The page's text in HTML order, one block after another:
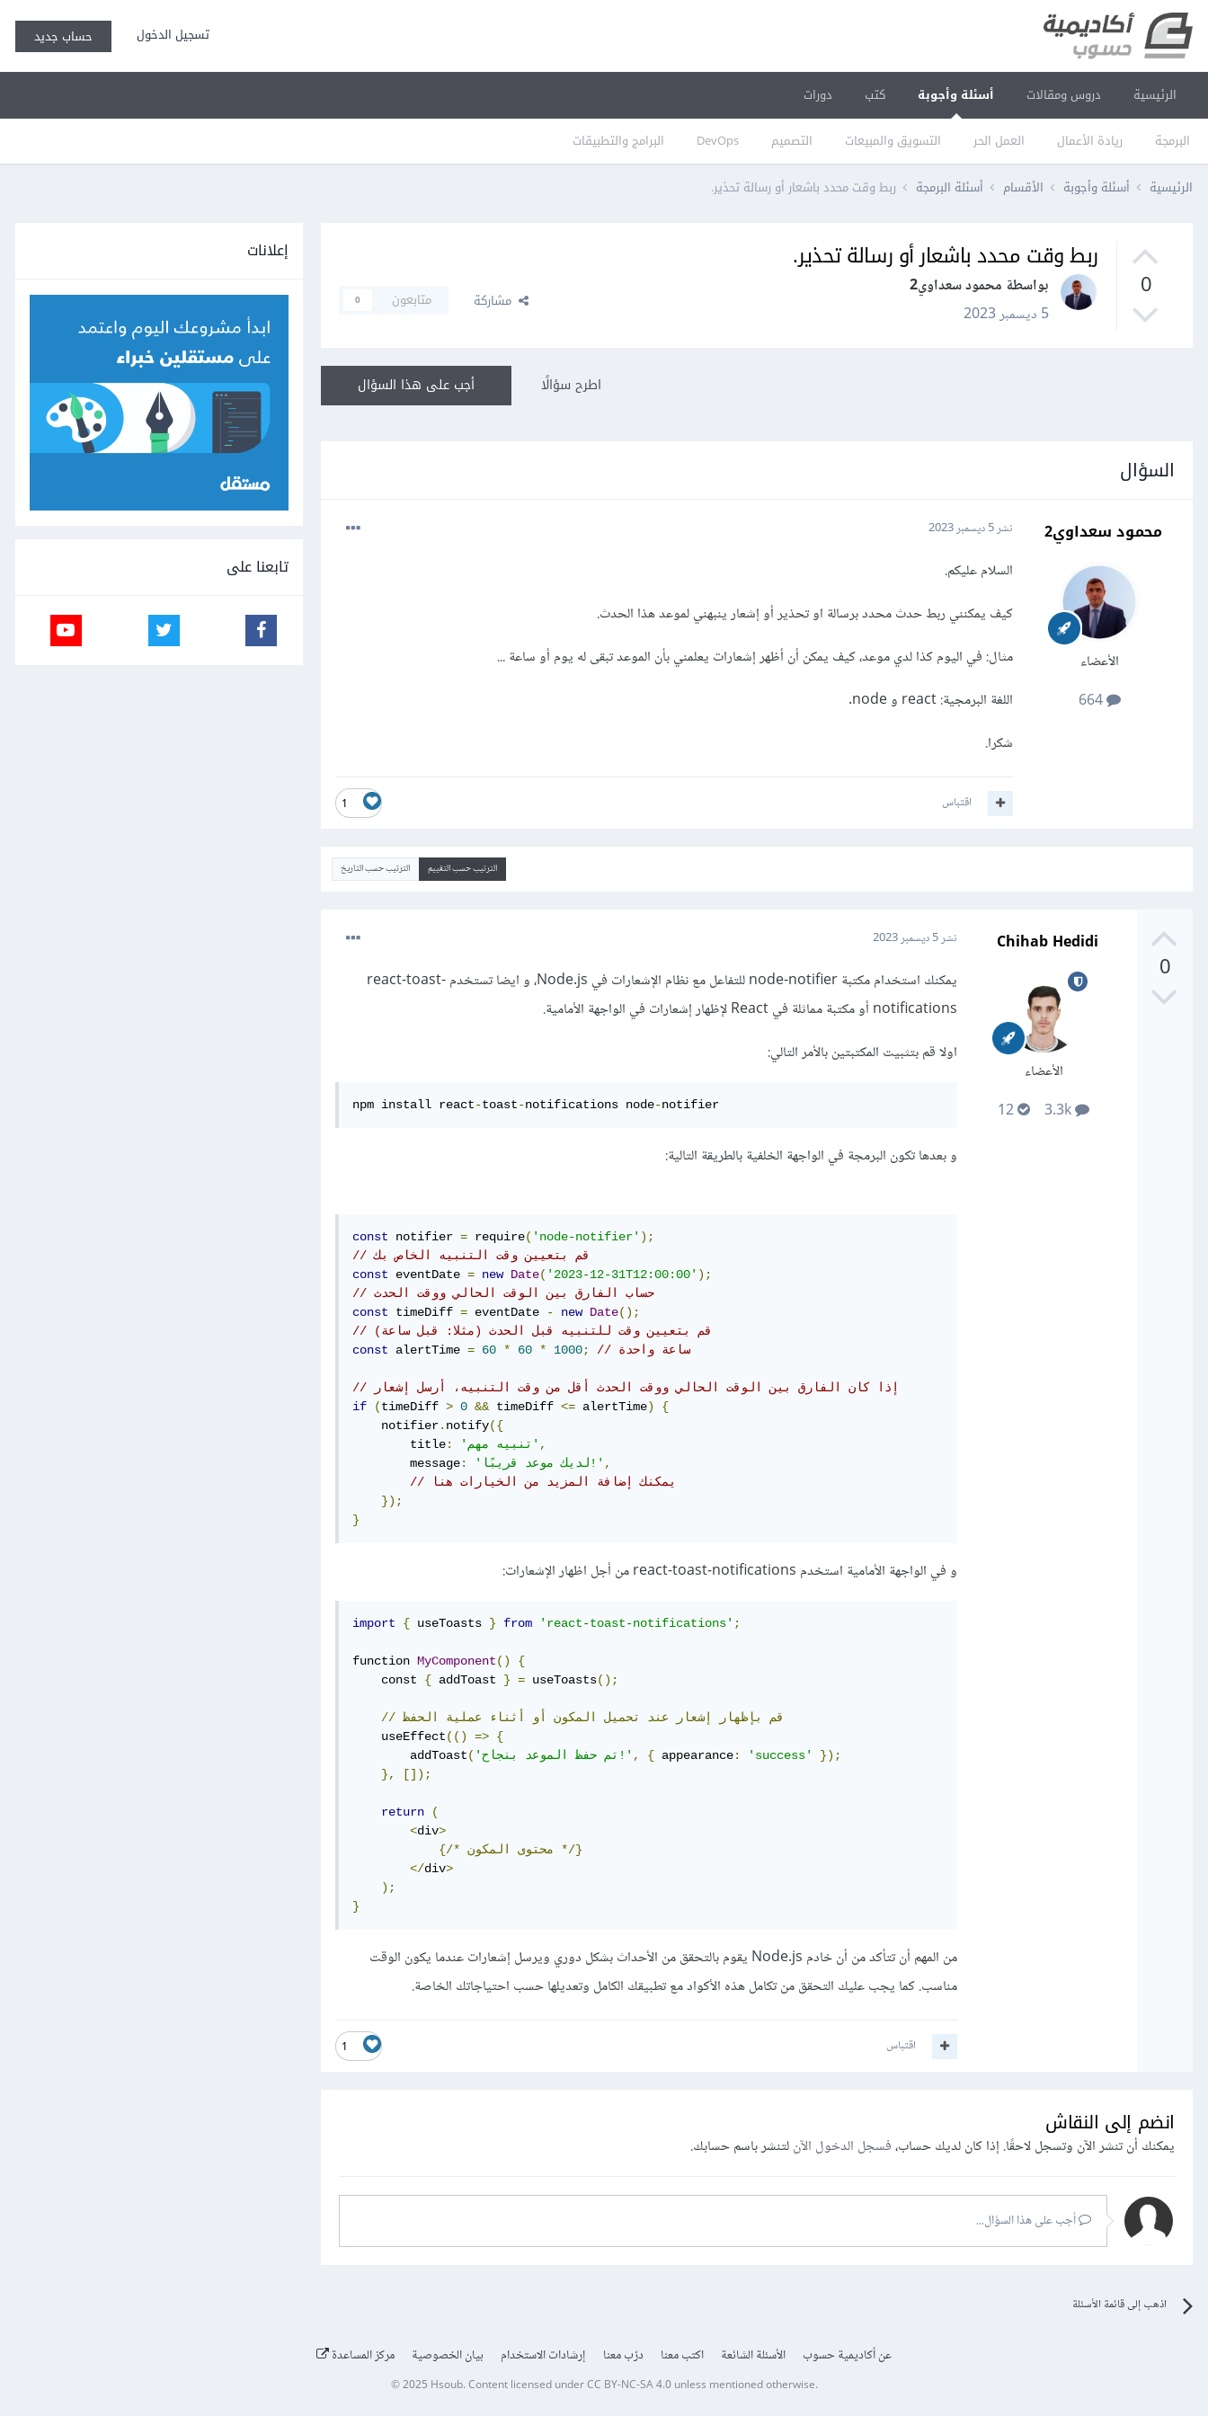
تسجيل الدخول حساب جديد
الرئيسية دروس ومقالات أسئلة وأجوبة
البرمجة ريادة الأعمال العمل الحر التسويق والمبيعات التصميم DevOps البرامج والتطبيقات
كتب دورات
الرئيسية أسئلة وأجوبة الأقسام أسئلة البرمجة ربط وقت محدد باشعار أو رسالة تحذير.
0
ربط وقت محدد باشعار أو رسالة تحذير.
بواسطة محمود سعداوي2
5 ديسمبر 2023
مشاركة متابعون 0
أجب على هذا السؤال اطرح سؤالًا
السؤال
محمود سعداوي2
الأعضاء
664
نشر5 ديسمبر 2023
السلام عليكم.
كيف يمكنني ربط حدث محدد برسالة او تحذير أو إشعار ينبهني لموعد هذا الحدث.
مثال: في اليوم كذا لدي موعد، كيف يمكن أن أظهر إشعارات يعلمني بأن الموعد تبقى له يوم أو ساعة ...
اللغة البرمجية: react و node.
شكرا.
1 اقتباس
الترتيب حسب التقييم الترتيب حسب التاريخ
0
Chihab Hedidi
الأعضاء
نشر5 ديسمبر 2023
يمكنك استخدام مكتبة node-notifier للتفاعل مع نظام الإشعارات في Node.js، و ايضا تستخدم react-toast-
notifications أو مكتبة مماثلة في React لإظهار إشعارات في الواجهة الأمامية.
اولا قم بتثبيت المكتبتين بالأمر التالي:
npm install react-toast-notifications node-
و بعدها تكون البرمجة في الواجهة الخلفية بالطريقة التالية:
const notifier = require( 'node-notifier' );
// قم بتعيين وقت التنبيه الخاص بك
const eventDate = new Date( '2023-12-31T12:00:00' );
// حساب الفارق بين الوقت الحالي ووقت الحدث
const timeDiff = eventDate - new Date();
// قم بتعيين وقت للتنبيه قبل الحدث (مثلا: قبل ساعة)
const alertTime = 60 * 60 * 1000; // ساعة واحدة
// إذا كان الفارق بين الوقت الحالي ووقت الحدث أقل من وقت التنبيه، أرسل إشعار
if
(timeDiff > 0 && timeDiff <= alertTime)
{
    notifier
. notify({
        title
: 'تنبيه مهم' ,
        message
: 'لديك موعد قريبًا!' ,
// يمكنك إضافة المزيد من الخيارات هنا
});
}
و في الواجهة الأمامية استخدم react-toast-notifications من أجل اظهار الإشعارات:
import { useToasts } from 'react-toast-notifications' ;
function MyComponent()
{
    const
{ addToast } = useToasts();
// قم بإظهار إشعار عند تحميل المكون أو أثناء عملية
الحفظ
    useEffect
(() => {
        addToast
( 'تم حفظ الموعد بنجاح!' , { appearance: 'success'
});
},
[]);
return
(
<div>
{/*
محتوى المكون
*/}
</div>
);
}
من المهم أن تتأكد من أن خادم Node.js يقوم بالتحقق من الأحداث بشكل دوري ويرسل إشعارات عندما يكون الوقت
مناسب. كما يجب عليك التحقق من تكامل هذه الأكواد مع تطبيقك الكامل وتعديلها حسب احتياجاتك الخاصة.
1 اقتباس
انضم إلى النقاش
يمكنك أن تنشر الآن وتسجل لاحقًا. إذا كان لديك حساب،فسجل الدخول الآنلتنشر باسم حسابك.
أجب على هذا السؤال...
اذهب إلى قائمة الأسئلة
إعلانات
تابعنا على
عن أكاديمية حسوب الأسئلة الشائعة اكتب معنا درّب معنا إرشادات الاستخدام بيان الخصوصية مركز المساعدة
© 2025 Hsoub.Content licensed underCC BY-NC-SA 4.0unless mentioned otherwise.